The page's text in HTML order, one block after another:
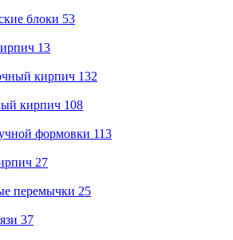
блоки 53
13
кирпич 132
кирпич 108
формовки 113
27
перемычки 25
37